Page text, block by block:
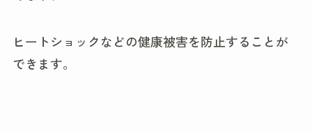
ヒートショックなどの健康被害を防止することが
できます。